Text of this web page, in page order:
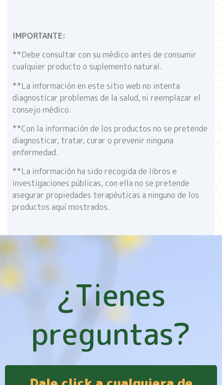
IMPORTANTE:
**Debe consultar con su médico antes de consumir
cualquier producto o suplemento natural.
**La información en este sitio web no intenta
diagnosticar problemas de la salud, ni reemplazar el
consejo médico.
**Con la información de los productos no se pretende
diagnosticar, tratar, curar o prevenir ninguna
enfermedad.
**La información ha sido recogida de libros e
investigaciones públicas, con ella no se pretende
asegurar propiedades terapéuticas a ninguno de los
productos aquí mostrados.
¿Tienes
preguntas?